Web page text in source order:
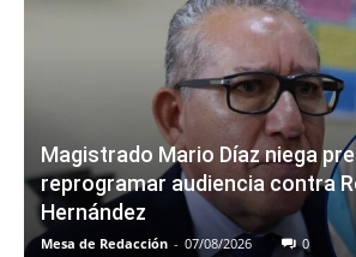
Magistrado Mario Díaz niega
reprogramar audiencia contra
Hernández
Mesa de Redacción - 07/08/2026 0